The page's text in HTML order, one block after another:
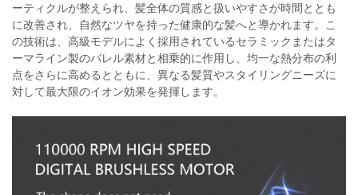
ーティクルが整えられ、髪全体の質感と扱いやすさが時間ととも
に改善され、自然なツヤを持った健康的な髪へと導かれます。こ
の技術は、高級モデルによく採用されているセラミックまたはタ
ーマライン製のバレル素材と相乗的に作用し、均一な熱分布の利
点をさらに高めるとともに、異なる髪質やスタイリングニーズに
対して最大限のイオン効果を発揮します。